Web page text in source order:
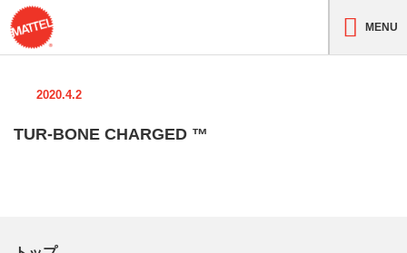
MENU
2020.4.2
TUR-BONE CHARGED ™